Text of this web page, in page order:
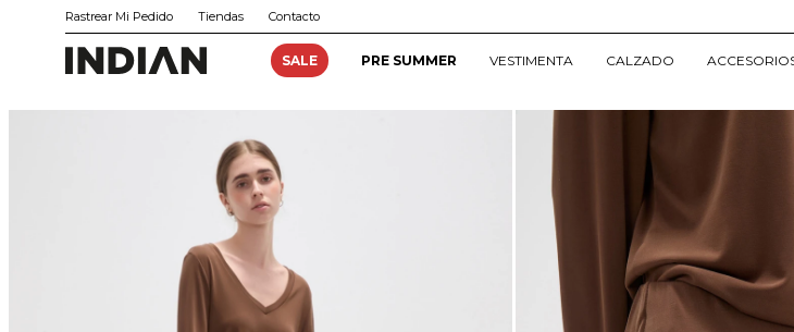
SALE PRE SUMMER VESTIMENTA CALZADO
Rastrear Mi Pedido Tiendas Contacto